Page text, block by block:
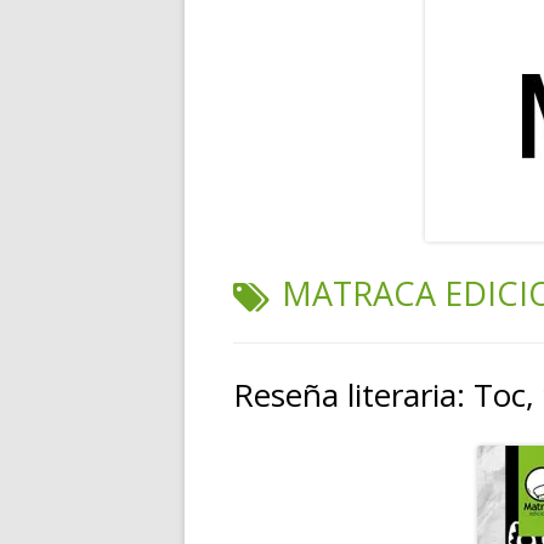
ETIQUETA:
MATRACA
Reseña literaria: